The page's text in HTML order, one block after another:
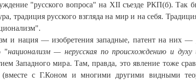
"русского вопроса" на XII съезде РКП(б). Так
традиция русского взгляда на мир и на себя.
и нация — изобретения западные, патент на них —
"национализм — нерусская по происхождению и духу
Западного мира. Там, правда, это явление тоже
с Г.Коном и многими другими видными